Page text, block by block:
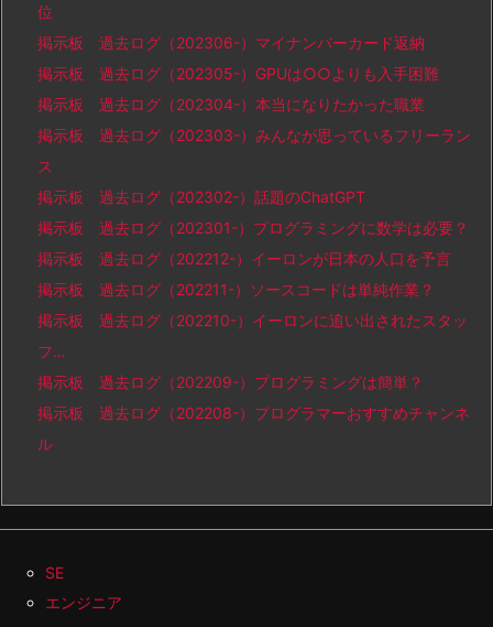
位
掲示板 過去ログ（202306-）マイナンバーカード返納
掲示板 過去ログ（202305-）GPUは○○よりも入手困難
掲示板 過去ログ（202304-）本当になりたかった職業
掲示板 過去ログ（202303-）みんなが思っているフリーラン
ス
掲示板 過去ログ（202302-）話題のChatGPT
掲示板 過去ログ（202301-）プログラミングに数学は必要？
掲示板 過去ログ（202212-）イーロンが日本の人口を予言
掲示板 過去ログ（202211-）ソースコードは単純作業？
掲示板 過去ログ（202210-）イーロンに追い出されたスタッ
フ…
掲示板 過去ログ（202209-）プログラミングは簡単？
掲示板 過去ログ（202208-）プログラマーおすすめチャンネ
ル
SE
エンジニア